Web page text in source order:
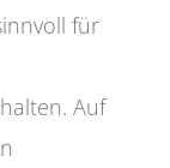
für
Auf